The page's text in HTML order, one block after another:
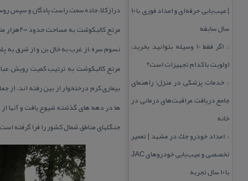
| عیب‌یابی حرفه‌ای و امداد فوری با ۱۰
سال سابقه
::
اگر فقط 10 وسیله بتوانید بخرید،
اولویت با كدام تجهیزات است؟
:: خدمات پزشكی در منزل؛ راهنمای
جامع دریافت مراقبت‌های درمانی در
خانه
:: امداد خودرو جك در مشهد | تعمیر
تخصصی و عیب‌یابی خودروهای JAC
با ۱۰ سال تجربه
درازكلا، جاده سمت راست پادگان و سپس
مرتع
مرتع كالبكوشت به ترتیب كمیت رویش
بیماری كرم درختخوار از بین رفته اند.
ها در دهه های گذشته شیوع یافت و آنها
جنگلهای مناطق شمال كشور را فرا گرفته